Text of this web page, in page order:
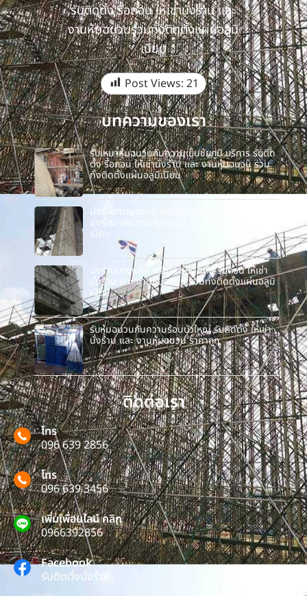
รับติดตั้ง รื้อถอน ให้เช่านั่งร้าน และ
งานหุ้มฉนวนรวมทั้งติดตั้งแผ่นอลูมิ
เนียม
Post Views: 21
บทความของเรา
รับเหมาหุ้มฉนวนกันความเย็นชัยภูมิ บริการ รับติด
ตั้ง รื้อถอน ให้เช่านั่งร้าน และ งานหุ้มฉนวน รวม
ทั้งติดตั้งแผ่นอลูมิเนียม
นั่งร้านกาญจนบุรี บริการ รับติดตั้ง รื้อถอน ให้เช่า
นั่งร้าน และ งานหุ้มฉนวน รวมทั้งติดตั้งแผ่นอลูมิ
เนียม
นั่งร้านบางพลัด บริการ รับติดตั้ง รื้อถอน ให้เช่า
นั่งร้าน และ งานหุ้มฉนวน รวมทั้งติดตั้งแผ่นอลูมิ
เนียม
รับหุ้มฉนวนกันความร้อนบัวใหญ่ รับติดตั้ง ให้เช่า
นั่งร้าน และ งานหุ้มฉนวน ราคาถูก
ติดต่อเรา
โทร
096 639 2856
โทร
096 639 3456
เพิ่มเพื่อนไลน์ คลิก
0966392856
Facebook
รับติดตั้งนั่งร้าน